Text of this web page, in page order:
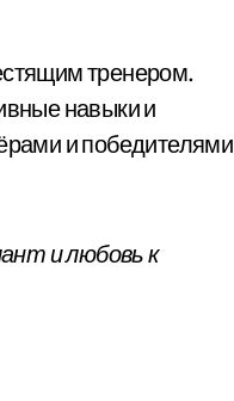
тренером.
навыки и
и победителями
и любовь к